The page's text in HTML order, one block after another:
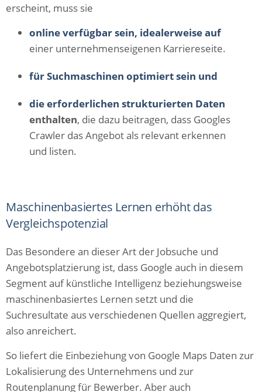
erscheint, muss sie
online verfügbar sein, idealerweise auf
einer unternehmenseigenen Karriereseite.
für Suchmaschinen optimiert sein und
dieerforderlichen strukturierten Daten
enthalten, die dazu beitragen, dass Googles
Crawler das Angebot als relevant erkennen
und listen.
Maschinenbasiertes Lernen erhöht das
Vergleichspotenzial
Das Besondere an dieser Art der Jobsuche und
Angebotsplatzierung ist, dass Google auch in diesem
Segment auf künstliche Intelligenz beziehungsweise
maschinenbasiertes Lernen setzt und die
Suchresultate aus verschiedenen Quellen aggregiert,
also anreichert.
So liefert die Einbeziehung von Google Maps Daten zur
Lokalisierung des Unternehmens und zur
Routenplanung für Bewerber. Aber auch